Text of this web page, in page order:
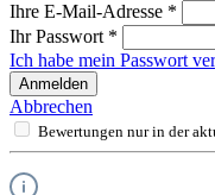
Ihre E-Mail-Adresse *
Ihr Passwort *
Ich habe mein Passwort
Anmelden
Abbrechen
Bewertungen nur in der